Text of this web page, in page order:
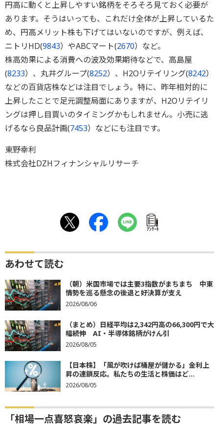
円高に動くと上昇しやすい銘柄をそろそろ見ておく必要が
あります。そうはいっても、これだけ全体が上昇しているた
め、円高メリット株も下げてはいないのですが、例えば、
ニトリHD(9843）やABCマート(2670）など。
株高効果による消費への波及効果期待などで、高島屋
(8233）、丸井グループ(8252）、H2Oリテイリング(8242）
などの百貨店株などは注目でしょう。特に、昨年相対的に
上昇したことで足元調整局面にありますが、H2Oリテイリ
ングは押し目買いのタイミングかもしれません。小売に逃
げるなら良品計画(7453）などにも注目です。
東野幸利
株式会社DZHフィナンシャルリサーチ
ｱﾝｹｰﾄ
あわせて読む
（朝）米国市場では主要3指数がまちまち 中東
情勢を巡る懸念の後退と好決算が支え
2026/08/06
（まとめ）日経平均は2,342円高の66,300円で大
幅続伸 AI・半導体銘柄がけん引
2026/08/05
【日本株】「風が吹けば桶屋が儲かる」金利上
昇の連鎖反応。私たちの生活と株価はど...
2026/08/05
「相場一点喜怒哀楽」の過去記事を読む